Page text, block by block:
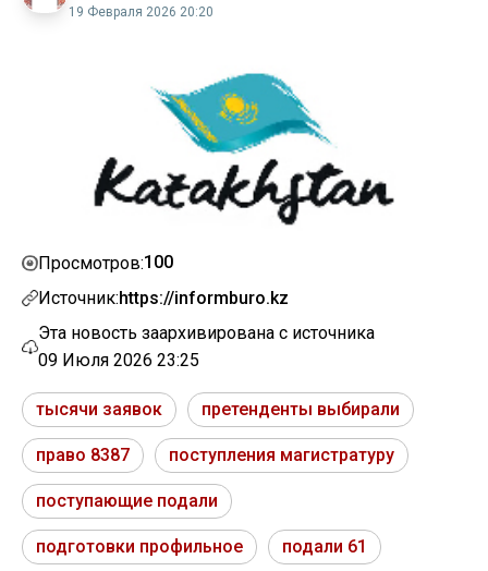
19 Февраля 2026 20:20
Просмотров:100
Источник:https://informburo.kz
Эта новость заархивирована с источника
09 Июля 2026 23:25
тысячи заявок претенденты выбирали
право 8387 поступления магистратуру
поступающие подали
подготовки профильное подали 61